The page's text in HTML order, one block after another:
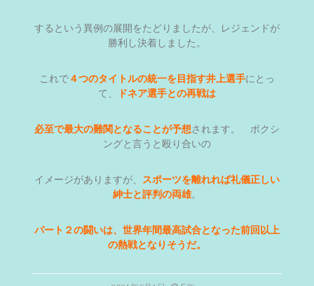
するという異例の展開をたどりましたが、レジェンドが
勝利し決着しました。
これで４つのタイトルの統一を目指す井上選手にとっ
て、
ドネア選手との再戦は
必至で最大の難関となることが予想されます。 ボクシ
ングと言うと殴り合いの
イメージがありますが、 スポーツを離れれば礼儀正しい
紳士と評判の両雄。
パート２の闘いは、世界年間最高試合となった前回以上
の熱戦となりそうだ。